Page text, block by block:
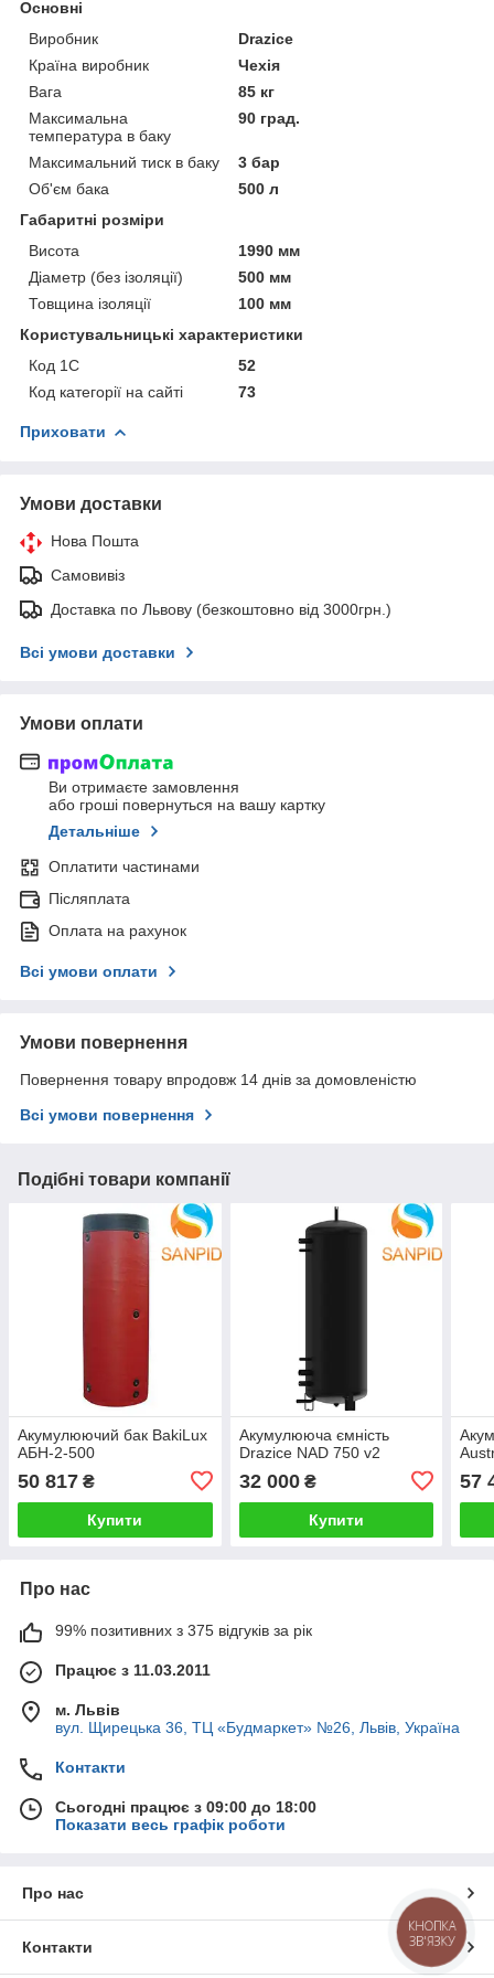
Основні
Виробник
Drazice
Країна виробник
Чехія
Вага
85 кг
Максимальна
температура в баку
90 град.
Максимальний тиск в баку
3 бар
Об'єм бака
500 л
Габаритні розміри
Висота
1990 мм
Діаметр (без ізоляції)
500 мм
Товщина ізоляції
100 мм
Користувальницькі характеристики
Код 1С
52
Код категорії на сайті
73
Приховати
Умови доставки
Нова Пошта
Самовивіз
Доставка по Львову (безкоштовно від 3000грн.)
Всі умови доставки
Умови оплати
Ви отримаєте замовлення
або гроші повернуться на вашу картку
Детальніше
Оплатити частинами
Післяплата
Оплата на рахунок
Всі умови оплати
Умови повернення
Повернення товару впродовж 14 днів за домовленістю
Всі умови повернення
Подібні товари компанії
Акумулюючий бак BakiLux
АБН-2-500
50 817 ₴
Купити
Акумулююча ємність
Drazice NAD 750 v2
32 000₴
Купити
57
Про нас
99% позитивних з 375 відгуків за рік
Працює з 11.03.2011
м. Львів
вул. Щирецька 36, ТЦ «Будмаркет» №26, Львів, Україна
Контакти
Сьогодні працює з 09:00 до 18:00
Показати весь графік роботи
Про нас
Контакти
КНОПКА
ЗВ'ЯЗКУ